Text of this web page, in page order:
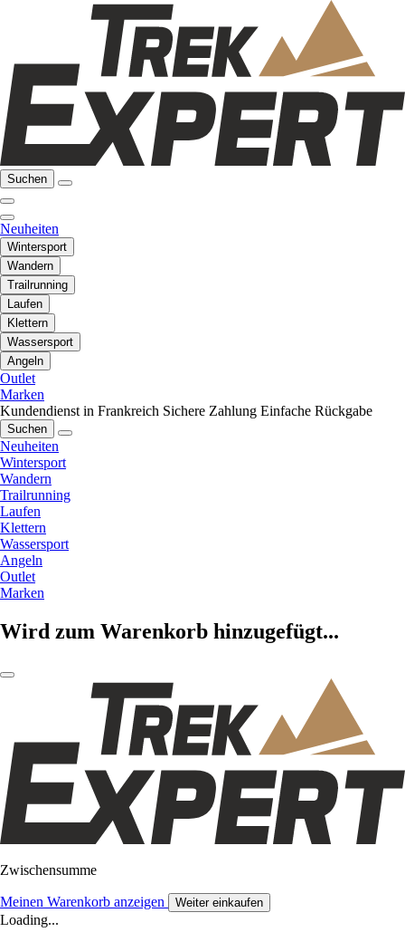
Suchen
Neuheiten
Wintersport
Wandern
Trailrunning
Laufen
Klettern
Wassersport
Angeln
Outlet
Marken
Kundendienst in Frankreich Sichere Zahlung Einfache Rückgabe
Suchen
Neuheiten
Wintersport
Wandern
Trailrunning
Laufen
Klettern
Wassersport
Angeln
Outlet
Marken
Wird zum Warenkorb hinzugefügt...
Zwischensumme
Meinen Warenkorb anzeigen Weiter einkaufen
Loading...